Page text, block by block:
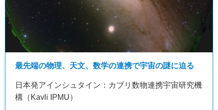
最先端の物理、天文、数学の連携で宇宙の謎に迫る
日本発アインシュタイン：カブリ数物連携宇宙研究機
構（Kavli IPMU）